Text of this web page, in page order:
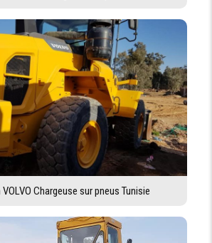
Chargeuse sur pneus Tunisie